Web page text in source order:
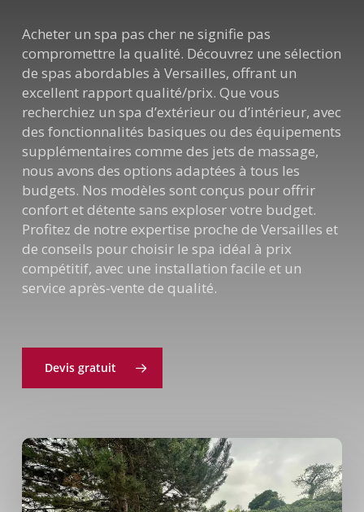
Acheter un spa pas cher ne signifie pas
compromettre la qualité. Découvrez une sélection
de spas abordables à Versailles, offrant un
excellent rapport qualité/prix. Que vous
recherchiez un spa d’extérieur ou d’intérieur, avec
des fonctionnalités basiques ou des équipements
supplémentaires comme des jets de massage,
nous avons des options adaptées à tous les
budgets. Nos modèles sont conçus pour offrir
confort et détente sans exploser votre budget.
Profitez de notre expertise proche de Versailles et
de conseils pour choisir le spa idéal à prix
compétitif, avec une installation facile et un
service après-vente de qualité.
Devis gratuit